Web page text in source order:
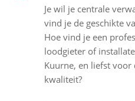
Je wil je centrale
vind je de geschikte
Hoe vind je een
loodgieter of
Kuurne, en liefst
kwaliteit?